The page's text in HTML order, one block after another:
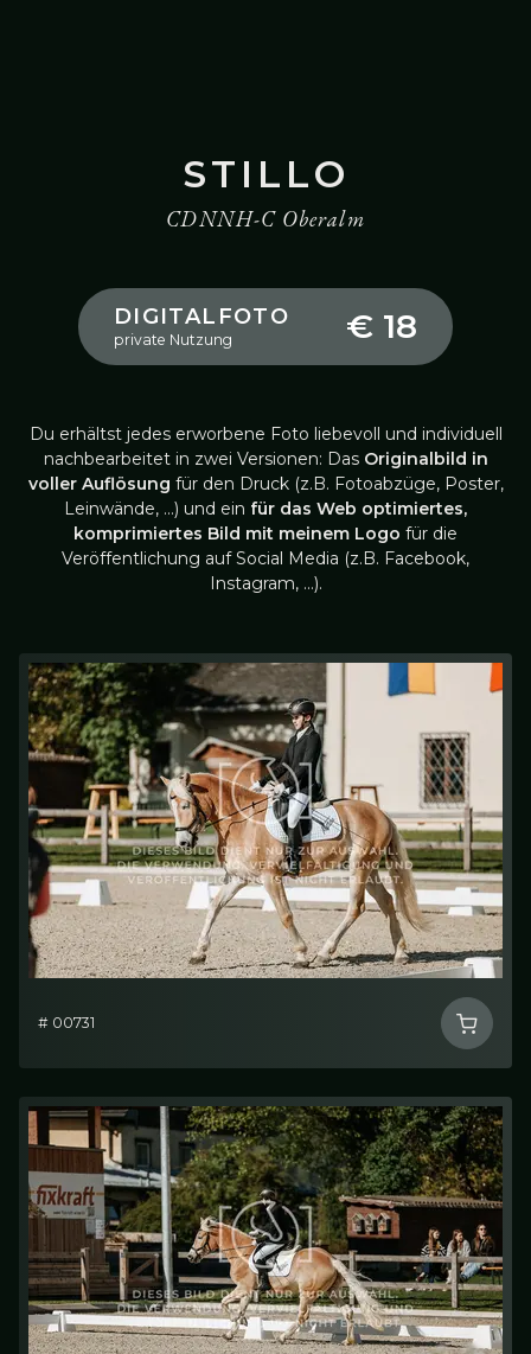
STILLO
CDNNH-C Oberalm
DIGITALFOTO
private Nutzung € 18
Du erhältst jedes erworbene Foto liebevoll und individuell
nachbearbeitet in zwei Versionen: Das Originalbild in
voller Auflösung für den Druck (z.B. Fotoabzüge, Poster,
Leinwände, …) und ein für das Web optimiertes,
komprimiertes Bild mit meinem Logo für die
Veröffentlichung auf Social Media (z.B. Facebook,
Instagram, …).
# 00731